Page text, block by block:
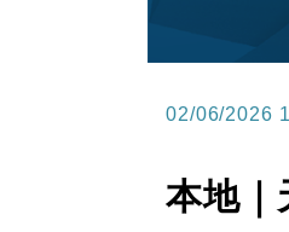
02/06/2026
本地